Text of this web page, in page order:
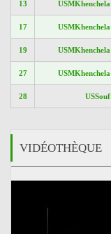
13 USMKhenchela
17 USMKhenchela
19 USMKhenchela
27 USMKhenchela
28 USSouf
VIDÉOTHÈQUE